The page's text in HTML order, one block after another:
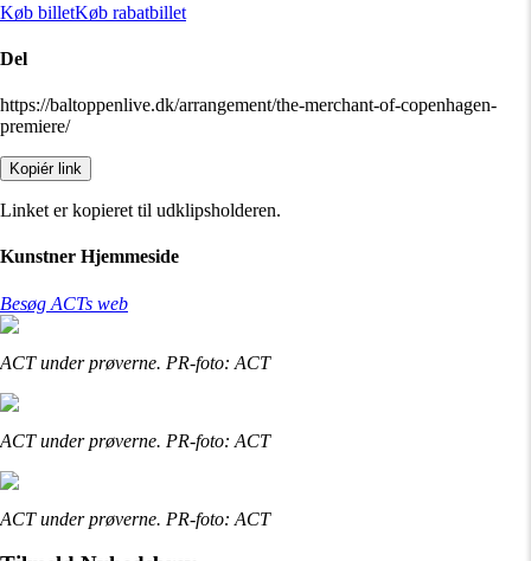
Køb billetKøb rabatbillet
Del
https://baltoppenlive.dk/arrangement/the-merchant-of-copenhagen-
premiere/
Kopiér link
Linket er kopieret til udklipsholderen.
Kunstner Hjemmeside
Besøg ACTs web
ACT under prøverne. PR-foto: ACT
ACT under prøverne. PR-foto: ACT
ACT under prøverne. PR-foto: ACT